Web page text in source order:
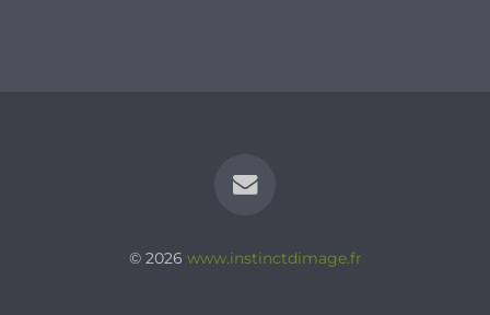
© 2026 www.instinctdimage.fr